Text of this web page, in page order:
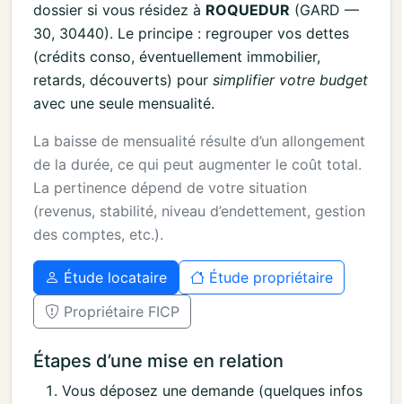
dossier si vous résidez à ROQUEDUR (GARD —
30, 30440). Le principe : regrouper vos dettes
(crédits conso, éventuellement immobilier,
retards, découverts) pour simplifier votre budget
avec une seule mensualité.
La baisse de mensualité résulte d’un allongement
de la durée, ce qui peut augmenter le coût total.
La pertinence dépend de votre situation
(revenus, stabilité, niveau d’endettement, gestion
des comptes, etc.).
Étude locataire
Étude propriétaire
Propriétaire FICP
Étapes d’une mise en relation
Vous déposez une demande (quelques infos